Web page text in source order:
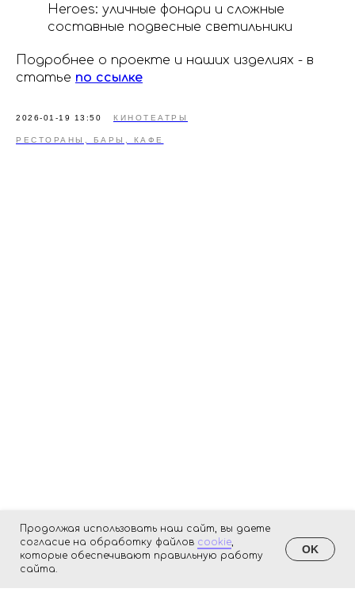
Heroes: уличные фонари и сложные
составные подвесные светильники
Подробнее о проекте и наших изделиях - в
статье по ссылке
2026-01-19 13:50 КИНОТЕАТРЫ
РЕСТОРАНЫ, БАРЫ, КАФЕ
Продолжая использовать наш сайт, вы даете
согласие на обработку файлов cookie,
которые обеспечивают правильную работу
сайта.
OK